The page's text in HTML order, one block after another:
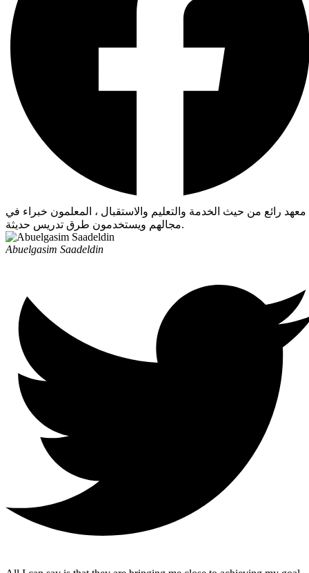
معهد رائع من حيث الخدمة والتعليم والاستقبال ، المعلمون خبراء في
مجالهم ويستخدمون طرق تدريس حديثة.
Abuelgasim Saadeldin